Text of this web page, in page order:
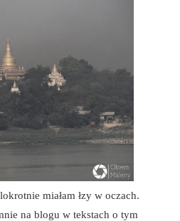
miałam łzy w oczach.
na blogu w tekstach o tym